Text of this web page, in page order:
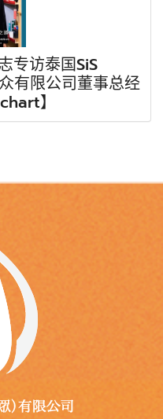
专访泰国SiS
有限公司董事总经
】